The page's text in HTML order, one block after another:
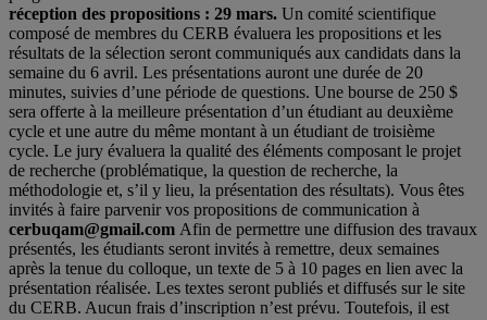
réception des propositions : 29 mars. Un comité scientifique
composé de membres du CERB évaluera les propositions et les
résultats de la sélection seront communiqués aux candidats dans la
semaine du 6 avril. Les présentations auront une durée de 20
minutes, suivies d’une période de questions. Une bourse de 250 $
sera offerte à la meilleure présentation d’un étudiant au deuxième
cycle et une autre du même montant à un étudiant de troisième
cycle. Le jury évaluera la qualité des éléments composant le projet
de recherche (problématique, la question de recherche, la
méthodologie et, s’il y lieu, la présentation des résultats). Vous êtes
invités à faire parvenir vos propositions de communication à
cerbuqam@gmail.com Afin de permettre une diffusion des travaux
présentés, les étudiants seront invités à remettre, deux semaines
après la tenue du colloque, un texte de 5 à 10 pages en lien avec la
présentation réalisée. Les textes seront publiés et diffusés sur le site
du CERB. Aucun frais d’inscription n’est prévu. Toutefois, il est